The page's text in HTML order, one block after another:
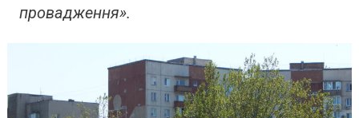
провадження».